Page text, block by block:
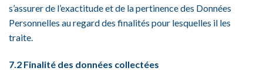
s’assurer de l’exactitude et de la pertinence des Données
Personnelles au regard des finalités pour lesquelles il les
traite.
7.2 Finalité des données collectées